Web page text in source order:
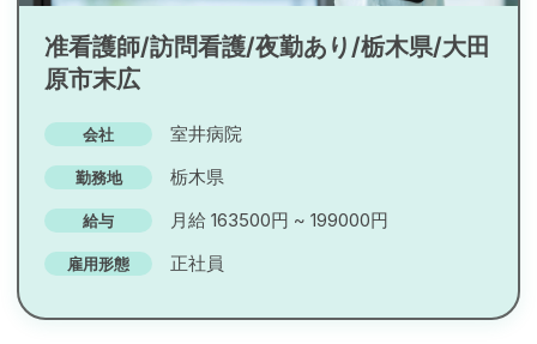
准看護師/訪問看護/夜勤あり/栃木県/大田
原市末広
会社 室井病院
勤務地 栃木県
給与 月給 163500円 ~ 199000円
雇用形態 正社員